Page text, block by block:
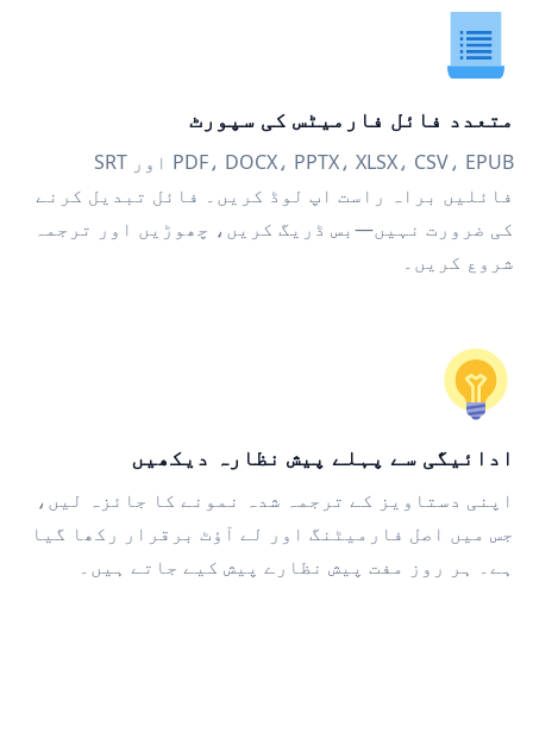
متعدد فائل فارمیٹس کی سپورٹ
PDF، DOCX، PPTX، XLSX، CSV، EPUB اور SRT
فائلیں براہ راست اپ لوڈ کریں۔ فائل تبدیل کرنے
کی ضرورت نہیں—بس ڈریگ کریں، چھوڑیں اور ترجمہ
شروع کریں۔
ادائیگی سے پہلے پیش نظارہ دیکھیں
اپنی دستاویز کے ترجمہ شدہ نمونے کا جائزہ لیں،
جس میں اصل فارمیٹنگ اور لے آؤٹ برقرار رکھا گیا
ہے۔ ہر روز مفت پیش نظارے پیش کیے جاتے ہیں۔